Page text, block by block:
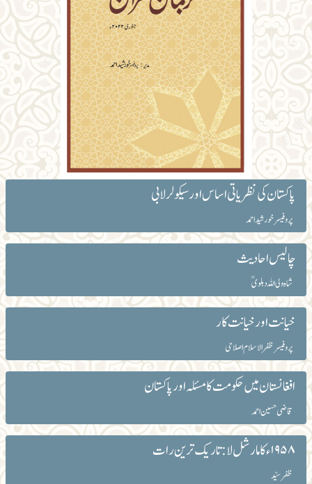
پاکستان کی نظریاتی اساس اور سیکولر لابی
پروفیسر خورشید احمد
چالیس احادیث
شاہ ولی اللہ دہلویؒ
خیانت اور خیانت کار
پروفیسر ظفر الاسلام اصلاحی
افغانستان میں حکومت کا مسئلہ اور پاکستان
قاضی حسین احمد
۱۹۵۸ء کا مارشل لا :تاریک ترین رات
ظفر سیّد